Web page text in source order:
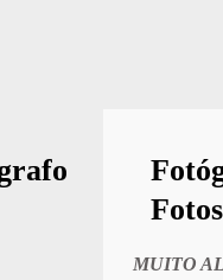
MUITO